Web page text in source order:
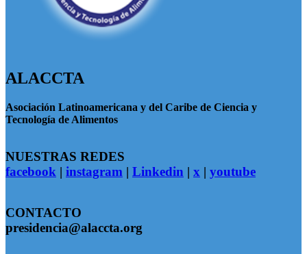
ALACCTA
Asociación Latinoamericana y del Caribe de Ciencia y
Tecnología de Alimentos
NUESTRAS REDES
facebook | instagram | Linkedin | x | youtube
CONTACTO
presidencia@alaccta.org